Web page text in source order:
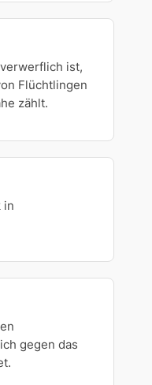
ist,
Flüchtlingen
zählt.
in
gegen das